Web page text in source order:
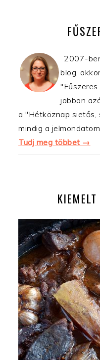
OLDALSÁV
2007-
blog,
"Fűszeres
jobban
a "Hétköznap sietős,
mindig a
Tudj meg többet →
KIEMELT